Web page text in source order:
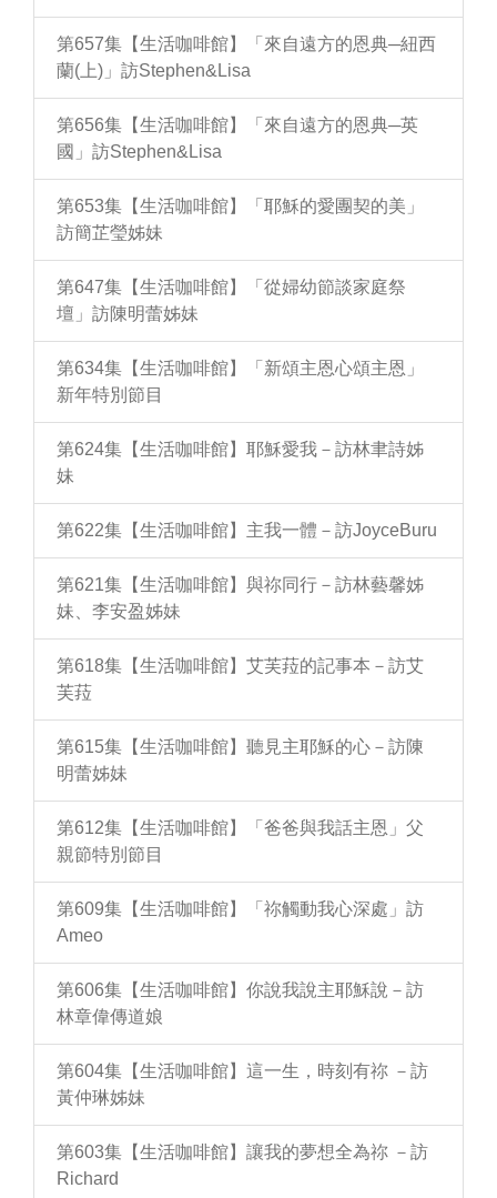
第657集【生活咖啡館】「來自遠方的恩典─紐西
蘭(上)」訪Stephen&Lisa
第656集【生活咖啡館】「來自遠方的恩典─英
國」訪Stephen&Lisa
第653集【生活咖啡館】「耶穌的愛團契的美」
訪簡芷瑩姊妹
第647集【生活咖啡館】「從婦幼節談家庭祭
壇」訪陳明蕾姊妹
第634集【生活咖啡館】「新頌主恩心頌主恩」
新年特別節目
第624集【生活咖啡館】耶穌愛我－訪林聿詩姊
妹
第622集【生活咖啡館】主我一體－訪JoyceBuru
第621集【生活咖啡館】與祢同行－訪林藝馨姊
妹、李安盈姊妹
第618集【生活咖啡館】艾芙菈的記事本－訪艾
芙菈
第615集【生活咖啡館】聽見主耶穌的心－訪陳
明蕾姊妹
第612集【生活咖啡館】「爸爸與我話主恩」父
親節特別節目
第609集【生活咖啡館】「祢觸動我心深處」訪
Ameo
第606集【生活咖啡館】你說我說主耶穌說－訪
林章偉傳道娘
第604集【生活咖啡館】這一生，時刻有祢 －訪
黃仲琳姊妹
第603集【生活咖啡館】讓我的夢想全為祢 －訪
Richard